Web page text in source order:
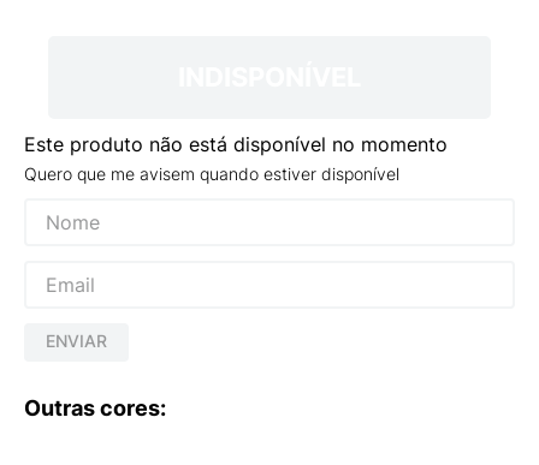
Este produto não está disponível no momento
Quero que me avisem quando estiver disponível
ENVIAR
Outras cores: